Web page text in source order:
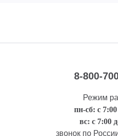
8-800-
Режим
пн-сб: с
вс: с 7:00
звонок по